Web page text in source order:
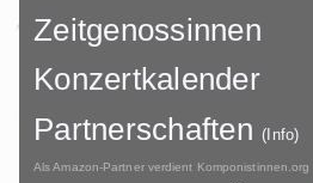
Zeitgenossinnen
Konzertkalender
Partnerschaften(Info)
Als Amazon-Partner verdient Komponistinnen.org